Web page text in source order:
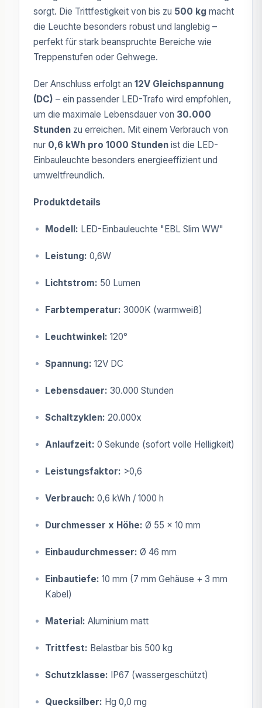
sorgt. Die Trittfestigkeit von bis zu 500 kg macht
die Leuchte besonders robust und langlebig –
perfekt für stark beanspruchte Bereiche wie
Treppenstufen oder Gehwege.
Der Anschluss erfolgt an 12V Gleichspannung
(DC) – ein passender LED-Trafo wird empfohlen,
um die maximale Lebensdauer von 30.000
Stunden zu erreichen. Mit einem Verbrauch von
nur 0,6 kWh pro 1000 Stunden ist die LED-
Einbauleuchte besonders energieeffizient und
umweltfreundlich.
Produktdetails
Modell: LED-Einbauleuchte "EBL Slim WW"
Leistung: 0,6W
Lichtstrom: 50 Lumen
Farbtemperatur: 3000K (warmweiß)
Leuchtwinkel: 120°
Spannung: 12V DC
Lebensdauer: 30.000 Stunden
Schaltzyklen: 20.000x
Anlaufzeit: 0 Sekunde (sofort volle Helligkeit)
Leistungsfaktor: >0,6
Verbrauch: 0,6 kWh / 1000 h
Durchmesser x Höhe: Ø 55 x 10 mm
Einbaudurchmesser: Ø 46 mm
Einbautiefe: 10 mm (7 mm Gehäuse + 3 mm
Kabel)
Material: Aluminium matt
Trittfest: Belastbar bis 500 kg
Schutzklasse: IP67 (wassergeschützt)
Quecksilber: Hg 0,0 mg